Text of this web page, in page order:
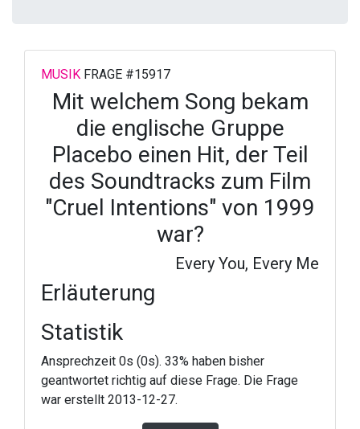
MUSIK FRAGE #15917
Mit welchem ​​Song bekam
die englische Gruppe
Placebo einen Hit, der Teil
des Soundtracks zum Film
"Cruel Intentions" von 1999
war?
Every You, Every Me
Erläuterung
Statistik
Ansprechzeit 0s (0s). 33% haben bisher
geantwortet richtig auf diese Frage. Die Frage
war erstellt 2013-12-27.